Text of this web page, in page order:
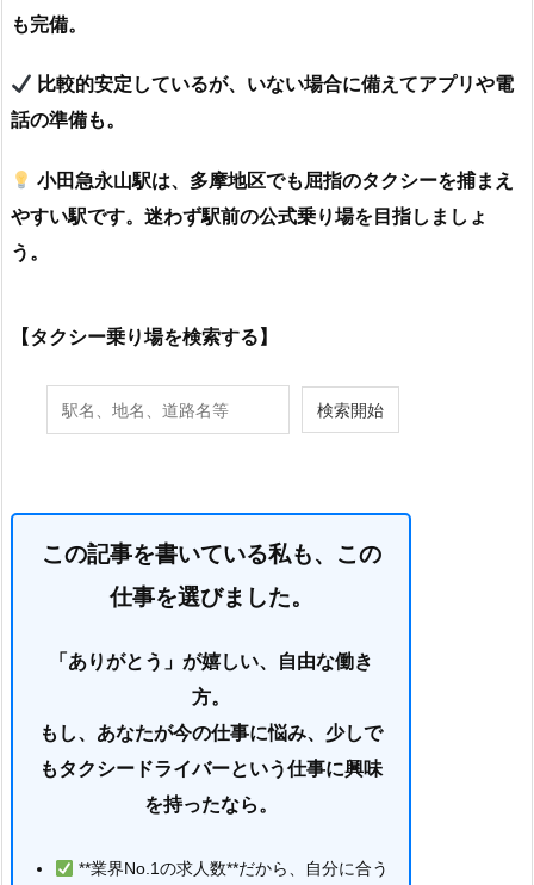
も完備。
比較的安定しているが、いない場合に備えてアプリや電
話の準備も。
小田急永山駅は、多摩地区でも屈指のタクシーを捕まえ
やすい駅です。迷わず駅前の公式乗り場を目指しましょ
う。
【タクシー乗り場を検索する】
この記事を書いている私も、この
仕事を選びました。
「ありがとう」が嬉しい、自由な働き
方。
もし、あなたが今の仕事に悩み、少しで
もタクシードライバーという仕事に興味
を持ったなら。
**業界No.1の求人数**だから、自分に合う